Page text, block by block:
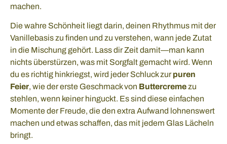
machen.
Die wahre Schönheit liegt darin, deinen Rhythmus mit der
Vanillebasis zu finden und zu verstehen, wann jede Zutat
in die Mischung gehört. Lass dir Zeit damit—man kann
nichts überstürzen, was mit Sorgfalt gemacht wird. Wenn
du es richtig hinkriegst, wird jeder Schluck zurpuren
Feier, wie der erste Geschmack von Buttercremezu
stehlen, wenn keiner hinguckt. Es sind diese einfachen
Momente der Freude, die den extra Aufwand lohnenswert
machen und etwas schaffen, das mit jedem Glas Lächeln
bringt.